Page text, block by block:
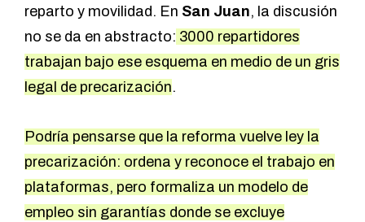
reparto y movilidad. En San Juan, la discusión
no se da en abstracto: 3000 repartidores
trabajan bajo ese esquema en medio de un gris
legal de precarización.
Podría pensarse que la reforma vuelve ley la
precarización: ordena y reconoce el trabajo en
plataformas, pero formaliza un modelo de
empleo sin garantías donde se excluye